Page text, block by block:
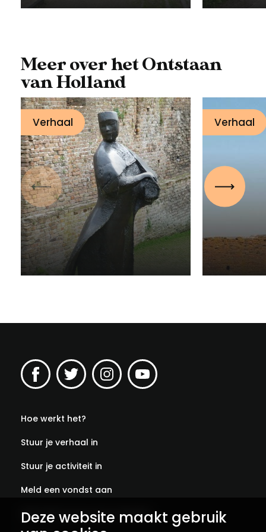
Deze website maakt gebruik
Meer over het Ontstaan
van Holland
Drie vrouwen, drie
steden
15 november 2023
Verhaal
Tien x
Verhaal
Vorige
Hoe werkt het?
Stuur je verhaal in
Stuur je activiteit in
Meld een vondst aan
Abonneer je op onze verhalen